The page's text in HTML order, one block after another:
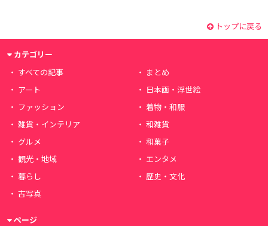
トップに戻る
カテゴリー
すべての記事
まとめ
アート
日本画・浮世絵
ファッション
着物・和服
雑貨・インテリア
和雑貨
グルメ
和菓子
観光・地域
エンタメ
暮らし
歴史・文化
古写真
ページ